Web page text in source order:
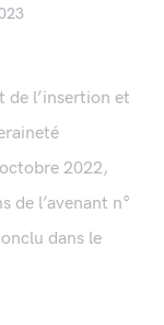
de l’insertion et
2022,
de l’avenant n°
dans le